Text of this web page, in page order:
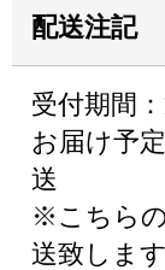
配送注記
受付期間
お届け予
送
※こちら
送致します